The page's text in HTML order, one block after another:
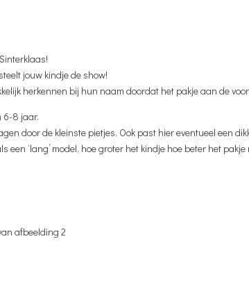
jouw kindje de show!
herkennen bij hun naam doordat het pakje aan de
6-8 jaar.
door de kleinste pietjes. Ook past hier eventueel een
‘lang’ model, hoe groter het kindje hoe beter het pakje
afbeelding 2